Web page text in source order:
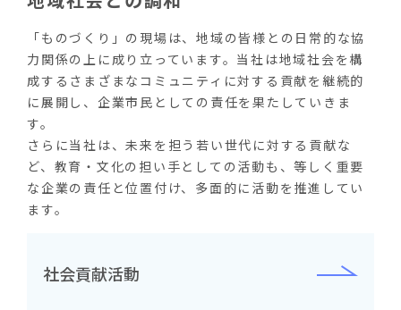
「ものづくり」の現場は、地域の皆様との日常的な協
力関係の上に成り立っています。当社は地域社会を構
成するさまざまなコミュニティに対する貢献を継続的
に展開し、企業市民としての責任を果たしていきま
す。
さらに当社は、未来を担う若い世代に対する貢献な
ど、教育・文化の担い手としての活動も、等しく重要
な企業の責任と位置付け、多面的に活動を推進してい
ます。
社会貢献活動